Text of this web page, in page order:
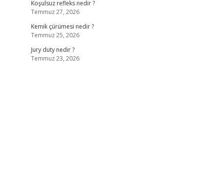
Koşulsuz refleks nedir ?
Temmuz 27, 2026
Kemik çürümesi nedir ?
Temmuz 25, 2026
Jury duty nedir ?
Temmuz 23, 2026